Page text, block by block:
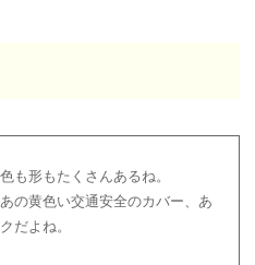
も形もたくさんあるね。
の黄色い交通安全のカバー、あ
だよね。